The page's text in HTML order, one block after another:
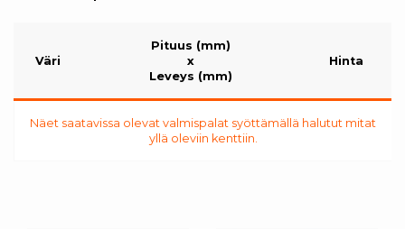
Väri
Pituus (mm)
x
Leveys (mm)
Hinta
Näet saatavissa olevat valmispalat syöttämällä halutut mitat
yllä oleviin kenttiin.